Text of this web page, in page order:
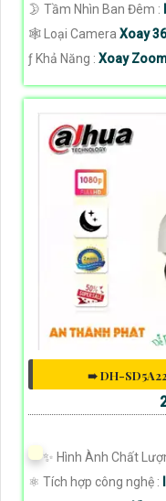
🌛 Tầm Nhìn Ban Đêm :
🕸️ Loại Camera Xoay
️ƒ Khả Năng : Xoay
➠ DH-
✨ Hình Ành Chất
⚛️ Tích hợp công nghệ :